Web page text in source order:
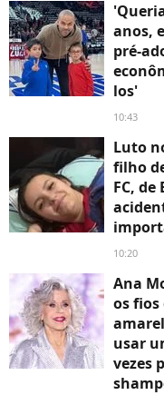
anos,
pré-
los'
10:43
Luto
filho
FC, de
10:20
Ana
os
usar
vezes